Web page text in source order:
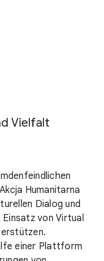
Vielfalt
Humanitarna
Dialog und
von Virtual
einer Plattform